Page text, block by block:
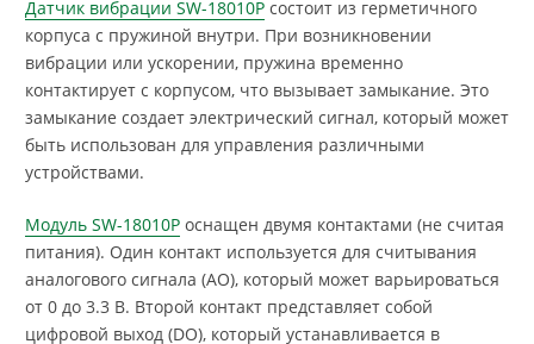
Датчик вибрации SW-18010P состоит из герметичного
корпуса с пружиной внутри. При возникновении
вибрации или ускорении, пружина временно
контактирует с корпусом, что вызывает замыкание. Это
замыкание создает электрический сигнал, который может
быть использован для управления различными
устройствами.
Модуль SW-18010P оснащен двумя контактами (не считая
питания). Один контакт используется для считывания
аналогового сигнала (AO), который может варьироваться
от 0 до 3.3 В. Второй контакт представляет собой
цифровой выход (DO), который устанавливается в